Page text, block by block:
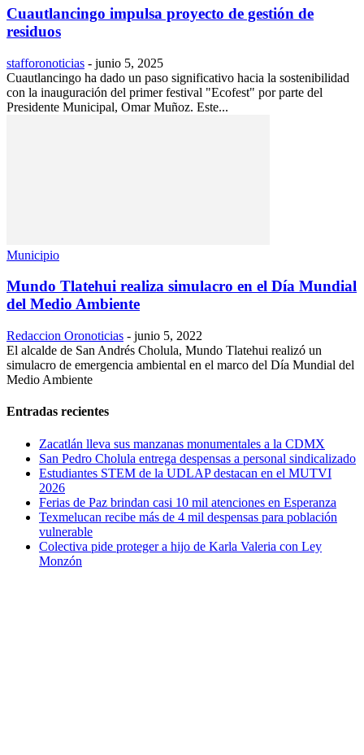
Cuautlancingo impulsa proyecto de gestión de
residuos
stafforonoticias - junio 5, 2025
Cuautlancingo ha dado un paso significativo hacia la sostenibilidad
con la inauguración del primer festival "Ecofest" por parte del
Presidente Municipal, Omar Muñoz. Este...
Municipio
Mundo Tlatehui realiza simulacro en el Día Mundial
del Medio Ambiente
Redaccion Oronoticias - junio 5, 2022
El alcalde de San Andrés Cholula, Mundo Tlatehui realizó un
simulacro de emergencia ambiental en el marco del Día Mundial del
Medio Ambiente
Entradas recientes
Zacatlán lleva sus manzanas monumentales a la CDMX
San Pedro Cholula entrega despensas a personal sindicalizado
Estudiantes STEM de la UDLAP destacan en el MUTVI
2026
Ferias de Paz brindan casi 10 mil atenciones en Esperanza
Texmelucan recibe más de 4 mil despensas para población
vulnerable
Colectiva pide proteger a hijo de Karla Valeria con Ley
Monzón